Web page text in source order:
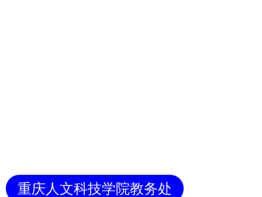
重庆人文科技学院教务处